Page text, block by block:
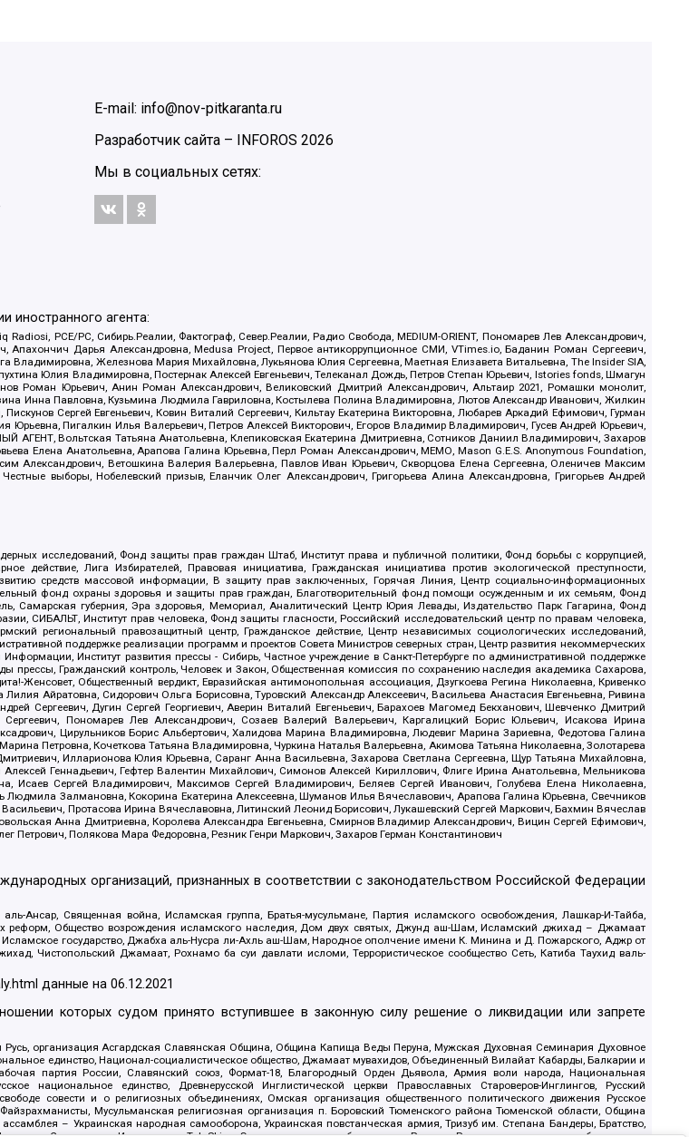
E-mail: info@nov-pitkaranta.ru
Разработчик сайта – INFOROS 2026
Мы в социальных сетях:
иностранного агента:
PCE/PC, Сибирь.Реалии, Фактограф, Север.Реалии, Радио Свобода, MEDIUM-ORIENT, Пономарев Лев Александрович,
Дарья Александровна, Medusa Project, Первое антикоррупционное СМИ, VTimes.io, Баданин Роман Сергеевич,
Железнова Мария Михайловна, Лукьянова Юлия Сергеевна, Маетная Елизавета Витальевна, The Insider SIA,
Юлия Владимировна, Постернак Алексей Евгеньевич, Телеканал Дождь, Петров Степан Юрьевич, Istories fonds, Шмагун
Роман Юрьевич, Анин Роман Александрович, Великовский Дмитрий Александрович, Альтаир 2021, Ромашки монолит,
Инна Павловна, Кузьмина Людмила Гавриловна, Костылева Полина Владимировна, Лютов Александр Иванович, Жилкин
Сергей Евгеньевич, Ковин Виталий Сергеевич, Кильтау Екатерина Викторовна, Любарев Аркадий Ефимович, Гурман
Пигалкин Илья Валерьевич, Петров Алексей Викторович, Егоров Владимир Владимирович, Гусев Андрей Юрьевич,
Вольтская Татьяна Анатольевна, Клепиковская Екатерина Дмитриевна, Сотников Даниил Владимирович, Захаров
Елена Анатольевна, Арапова Галина Юрьевна, Перл Роман Александрович, МЕМО, Mason G.E.S. Anonymous Foundation,
Александрович, Ветошкина Валерия Валерьевна, Павлов Иван Юрьевич, Скворцова Елена Сергеевна, Оленичев Максим
выборы, Нобелевский призыв, Еланчик Олег Александрович, Григорьева Алина Александровна, Григорьев Андрей
исследований, Фонд защиты прав граждан Штаб, Институт права и публичной политики, Фонд борьбы с коррупцией,
Лига Избирателей, Правовая инициатива, Гражданская инициатива против экологической преступности,
средств массовой информации, В защиту прав заключенных, Горячая Линия, Центр социально-информационных
фонд охраны здоровья и защиты прав граждан, Благотворительный фонд помощи осужденным и их семьям, Фонд
Самарская губерния, Эра здоровья, Мемориал, Аналитический Центр Юрия Левады, Издательство Парк Гагарина, Фонд
СИБАЛЬТ, Институт прав человека, Фонд защиты гласности, Российский исследовательский центр по правам человека,
региональный правозащитный центр, Гражданское действие, Центр независимых социологических исследований,
поддержке реализации программ и проектов Совета Министров северных стран, Центр развития некоммерческих
Институт развития прессы - Сибирь, Частное учреждение в Санкт-Петербурге по административной поддержке
прессы, Гражданский контроль, Человек и Закон, Общественная комиссия по сохранению наследия академика Сахарова,
Женсовет, Общественный вердикт, Евразийская антимонопольная ассоциация, Дзугкоева Регина Николаевна, Кривенко
Айратовна, Сидорович Ольга Борисовна, Туровский Александр Алексеевич, Васильева Анастасия Евгеньевна, Ривина
Сергеевич, Дугин Сергей Георгиевич, Аверин Виталий Евгеньевич, Барахоев Магомед Бекханович, Шевченко Дмитрий
Пономарев Лев Александрович, Созаев Валерий Валерьевич, Каргалицкий Борис Юльевич, Исакова Ирина
Цирульников Борис Альбертович, Халидова Марина Владимировна, Людевиг Марина Зариевна, Федотова Галина
Петровна, Кочеткова Татьяна Владимировна, Чуркина Наталья Валерьевна, Акимова Татьяна Николаевна, Золотарева
Илларионова Юлия Юрьевна, Саранг Анна Васильевна, Захарова Светлана Сергеевна, Щур Татьяна Михайловна,
Геннадьевич, Гефтер Валентин Михайлович, Симонов Алексей Кириллович, Флиге Ирина Анатольевна, Мельникова
Исаев Сергей Владимирович, Максимов Сергей Владимирович, Беляев Сергей Иванович, Голубева Елена Николаевна,
Людмила Залмановна, Кокорина Екатерина Алексеевна, Шуманов Илья Вячеславович, Арапова Галина Юрьевна, Свечников
Протасова Ирина Вячеславовна, Литинский Леонид Борисович, Лукашевский Сергей Маркович, Бахмин Вячеслав
Анна Дмитриевна, Королева Александра Евгеньевна, Смирнов Владимир Александрович, Вицин Сергей Ефимович,
Полякова Мара Федоровна, Резник Генри Маркович, Захаров Герман Константинович
организаций, признанных в соответствии с законодательством Российской Федерации
Ансар, Священная война, Исламская группа, Братья-мусульмане, Партия исламского освобождения, Лашкар-И-Тайба,
реформ, Общество возрождения исламского наследия, Дом двух святых, Джунд аш-Шам, Исламский джихад – Джамаат
государство, Джабха аль-Нусра ли-Ахль аш-Шам, Народное ополчение имени К. Минина и Д. Пожарского, Аджр от
Чистопольский Джамаат, Рохнамо ба суи давлати исломи, Террористическое сообщество Сеть, Катиба Таухид валь-
данные на06.12.2021
которых судом принято вступившее в законную силу решение о ликвидации или запрете
организация Асгардская Славянская Община, Община Капища Веды Перуна, Мужская Духовная Семинария Духовное
единство, Национал-социалистическое общество, Джамаат мувахидов, Объединенный Вилайат Кабарды, Балкарии и
партия России, Славянский союз, Формат-18, Благородный Орден Дьявола, Армия воли народа, Национальная
национальное единство, Древнерусской Инглистической церкви Православных Староверов-Инглингов, Русский
совести и о религиозных объединениях, Омская организация общественного политического движения Русское
Мусульманская религиозная организация п. Боровский Тюменского района Тюменской области, Община
– Украинская народная самооборона, Украинская повстанческая армия, Тризуб им. Степана Бандеры, Братство,